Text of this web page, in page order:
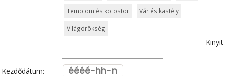
Templom és kolostor Vár és kastély
Világörökség
Kinyit
Kezdődátum: